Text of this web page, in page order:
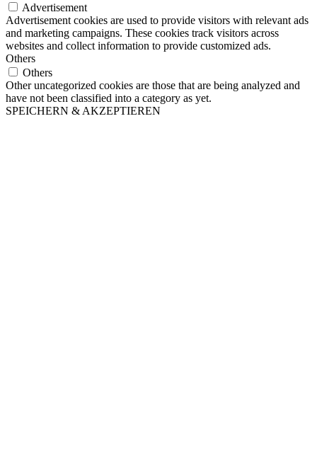
Advertisement
Advertisement cookies are used to provide visitors with relevant ads
and marketing campaigns. These cookies track visitors across
websites and collect information to provide customized ads.
Others
Others
Other uncategorized cookies are those that are being analyzed and
have not been classified into a category as yet.
SPEICHERN & AKZEPTIEREN